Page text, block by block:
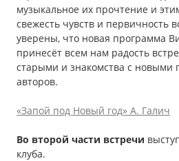
музыкальное их прочтение и
свежесть чувств и первичность
уверены, что новая программа
принесёт всем нам радость
старыми и знакомства с новыми
авторов.
«Запой под Новый год» А. Галич
Во второй части встречи
клуба.